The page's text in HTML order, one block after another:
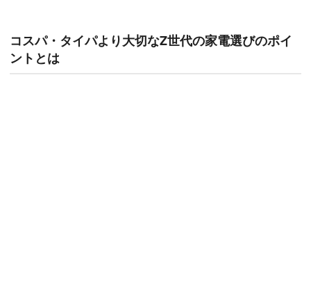
コスパ・タイパより大切なZ世代の家電選びのポイ
ントとは